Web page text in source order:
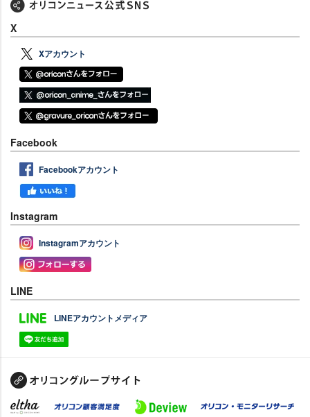
X
Xアカウント
Facebook
Facebookアカウント
Instagram
Instagramアカウント
LINE
LINEアカウントメディア